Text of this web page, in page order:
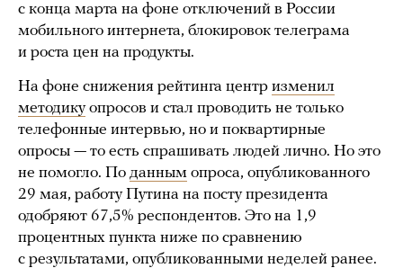
с конца марта на фоне отключений в России
мобильного интернета, блокировок телеграма
и роста цен на продукты.
На фоне снижения рейтинга центр изменил
методикуопросов и стал проводить не только
телефонные интервью, но и поквартирные
опросы — то есть спрашивать людей лично. Но это
не помогло. По данным опроса, опубликованного
29 мая, работу Путина на посту президента
одобряют 67,5% респондентов. Это на 1,9
процентных пункта ниже по сравнению
с результатами, опубликованными неделей ранее.